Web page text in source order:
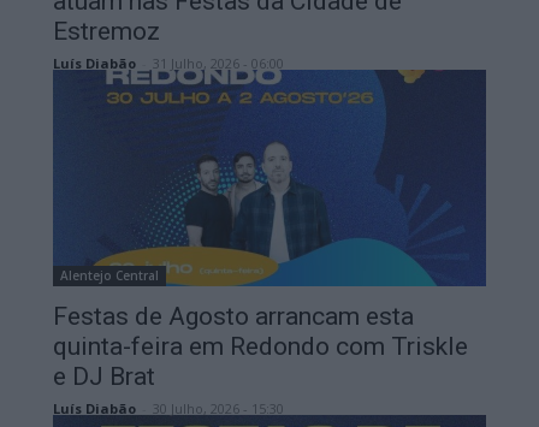
Estremoz
Luís Diabão 31 Julho, 2026 - 06:00
Alentejo Central
Festas de Agosto arrancam esta
quinta-feira em Redondo com Triskle
e DJ Brat
Luís Diabão 30 Julho, 2026 - 15:30